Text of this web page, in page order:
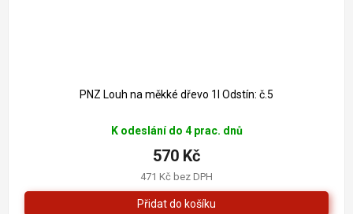
PNZ Louh na měkké dřevo 1l Odstín: č.5
K odeslání do 4 prac. dnů
471 Kč bez DPH
570 Kč